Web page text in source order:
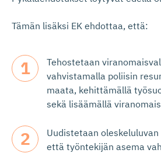
Tämän lisäksi EK ehdottaa, että:
Tehostetaan
vahvistamalla poliisin
maata, kehittämällä
sekä lisäämällä
Uudistetaan
että työntekijän asema